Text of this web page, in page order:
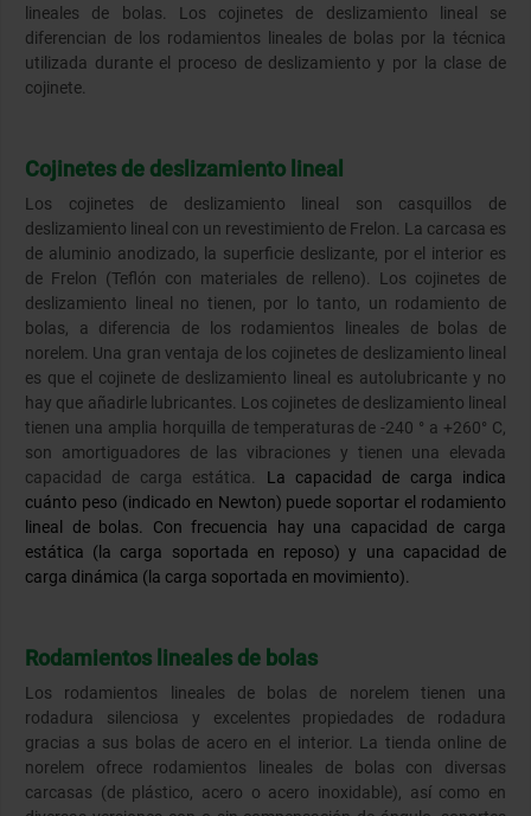
lineales de bolas. Los cojinetes de deslizamiento lineal se
diferencian de los rodamientos lineales de bolas por la técnica
utilizada durante el proceso de deslizamiento y por la clase de
cojinete.
Cojinetes de deslizamiento lineal
Los cojinetes de deslizamiento lineal son casquillos de
deslizamiento lineal con un revestimiento de Frelon. La carcasa es
de aluminio anodizado, la superficie deslizante, por el interior es
de Frelon (Teflón con materiales de relleno). Los cojinetes de
deslizamiento lineal no tienen, por lo tanto, un rodamiento de
bolas, a diferencia de los rodamientos lineales de bolas de
norelem. Una gran ventaja de los cojinetes de deslizamiento lineal
es que el cojinete de deslizamiento lineal es autolubricante y no
hay que añadirle lubricantes. Los cojinetes de deslizamiento lineal
tienen una amplia horquilla de temperaturas de -240 ° a +260° C,
son amortiguadores de las vibraciones y tienen una elevada
capacidad de carga estática. La capacidad de carga indica
cuánto peso (indicado en Newton) puede soportar el rodamiento
lineal de bolas. Con frecuencia hay una capacidad de carga
estática (la carga soportada en reposo) y una capacidad de
carga dinámica (la carga soportada en movimiento).
Rodamientos lineales de bolas
Los rodamientos lineales de bolas de norelem tienen una
rodadura silenciosa y excelentes propiedades de rodadura
gracias a sus bolas de acero en el interior. La tienda online de
norelem ofrece rodamientos lineales de bolas con diversas
carcasas (de plástico, acero o acero inoxidable), así como en